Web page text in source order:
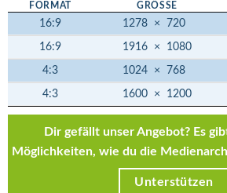
FORMAT GRÖSSE
16:9 1278 × 720
16:9 1916 × 1080
4:3 1024 × 768
4:3 1600 × 1200
Dir gefällt unser Angebot? Es
Möglichkeiten, wie du die
Unterstützen